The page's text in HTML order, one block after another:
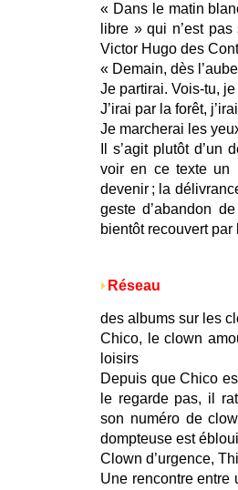
« Dans le matin
libre » qui n’est
Victor Hugo des
« Demain, dès
Je partirai. Vois-tu,
J’irai par la forêt,
Je marcherai les
Il s’agit plutôt
voir en ce texte un
devenir ; la
geste d’abandon
bientôt recouvert
Réseau
des albums sur les
Chico, le clown
loisirs
Depuis que Chico
le regarde pas, il
son numéro de
dompteuse est
Clown d’urgence,
Une rencontre entre